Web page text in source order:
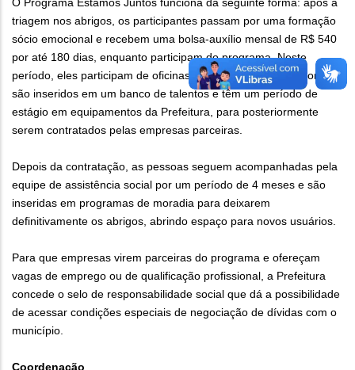
O Programa Estamos Juntos funciona da seguinte forma: após a
triagem nos abrigos, os participantes passam por uma formação
sócio emocional e recebem uma bolsa-auxílio mensal de R$ 540
por até 180 dias, enquanto participam do programa. Neste
período, eles participam de oficinas de qualificação profissional,
são inseridos em um banco de talentos e têm um período de
estágio em equipamentos da Prefeitura, para posteriormente
serem contratados pelas empresas parceiras.
Depois da contratação, as pessoas seguem acompanhadas pela
equipe de assistência social por um período de 4 meses e são
inseridas em programas de moradia para deixarem
definitivamente os abrigos, abrindo espaço para novos usuários.
Para que empresas virem parceiras do programa e ofereçam
vagas de emprego ou de qualificação profissional, a Prefeitura
concede o selo de responsabilidade social que dá a possibilidade
de acessar condições especiais de negociação de dívidas com o
município.
Coordenação